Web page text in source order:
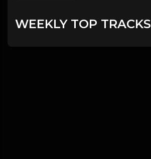
WEEKLY TOP TRACKS